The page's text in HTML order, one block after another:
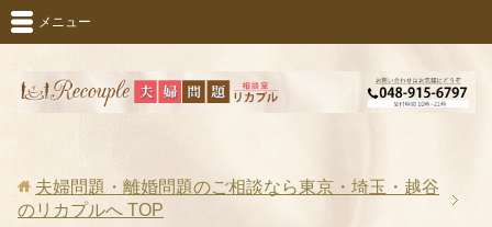
メニュー
夫婦問題・離婚問題のご相談なら東京・埼玉・越谷
のリカプルへ TOP